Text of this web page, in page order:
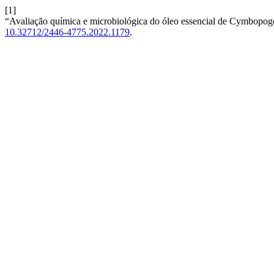
[1]
“Avaliação química e microbiológica do óleo essencial de
10.32712/2446-4775.2022.1179.